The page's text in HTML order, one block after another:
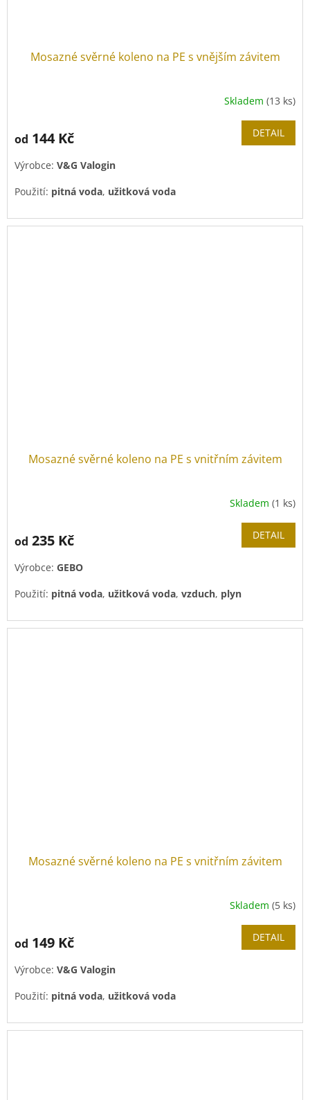
Mosazné svěrné koleno na PE s vnějším závitem
je
z
hvězdiček.
Skladem(13 ks)
od 144 Kč DETAIL
Výrobce: V&G Valogin
Použití: pitná voda, užitková voda
Mosazné svěrné koleno na PE s vnitřním závitem
Skladem (1 ks)
od 235 Kč DETAIL
Výrobce: GEBO
Použití: pitná voda, užitková voda, vzduch, plyn
Mosazné svěrné koleno na PE s vnitřním závitem
je
z
hvězdiček.
Skladem(5 ks)
od 149 Kč DETAIL
Výrobce: V&G Valogin
Použití: pitná voda, užitková voda